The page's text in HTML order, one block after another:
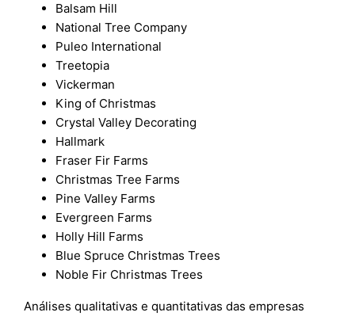
Balsam Hill
National Tree Company
Puleo International
Treetopia
Vickerman
King of Christmas
Crystal Valley Decorating
Hallmark
Fraser Fir Farms
Christmas Tree Farms
Pine Valley Farms
Evergreen Farms
Holly Hill Farms
Blue Spruce Christmas Trees
Noble Fir Christmas Trees
Análises qualitativas e quantitativas das empresas